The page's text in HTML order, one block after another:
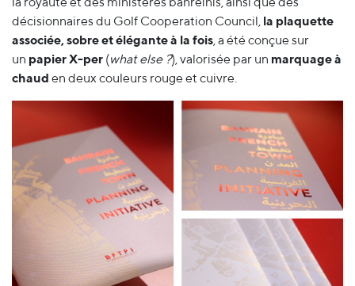
décisionnaires du Golf Cooperation Council, la plaquette
associée, sobre et élégante à la fois, a été conçue sur
un papier X-per (what else ?), valorisée par un marquage à
chaud en deux couleurs rouge et cuivre.